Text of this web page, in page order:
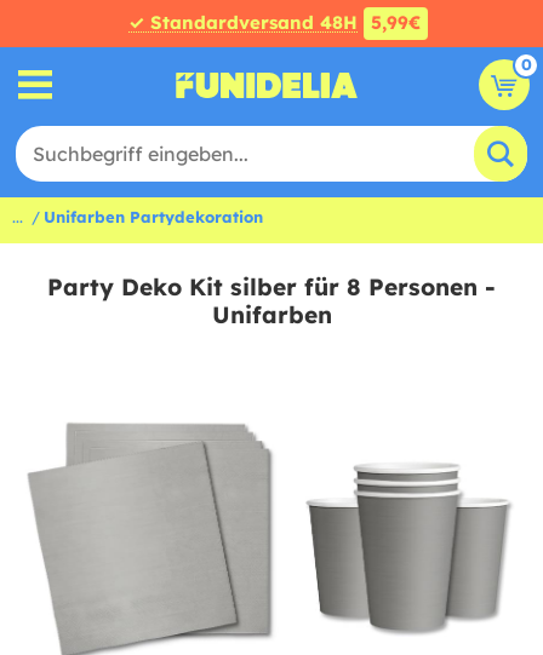
✓ Standardversand 48H 5,99€
0
... Unifarben Partydekoration
Party Deko Kit silber für 8 Personen -
Unifarben